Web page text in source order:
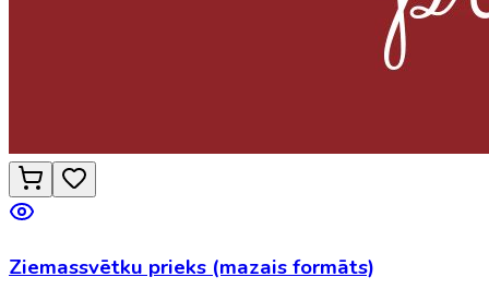
Ziemassvētku prieks (mazais formāts)